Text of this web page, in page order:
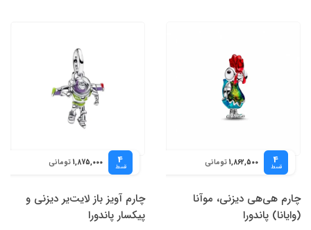
4
قسط 1,862,500 تومانی
چارم هی‌هی دیزنی، موآنا
(وایانا) پاندورا
4
قسط 1,875,000 تومانی
چارم آویز باز لایت‌یر دیزنی و
پیکسار پاندورا